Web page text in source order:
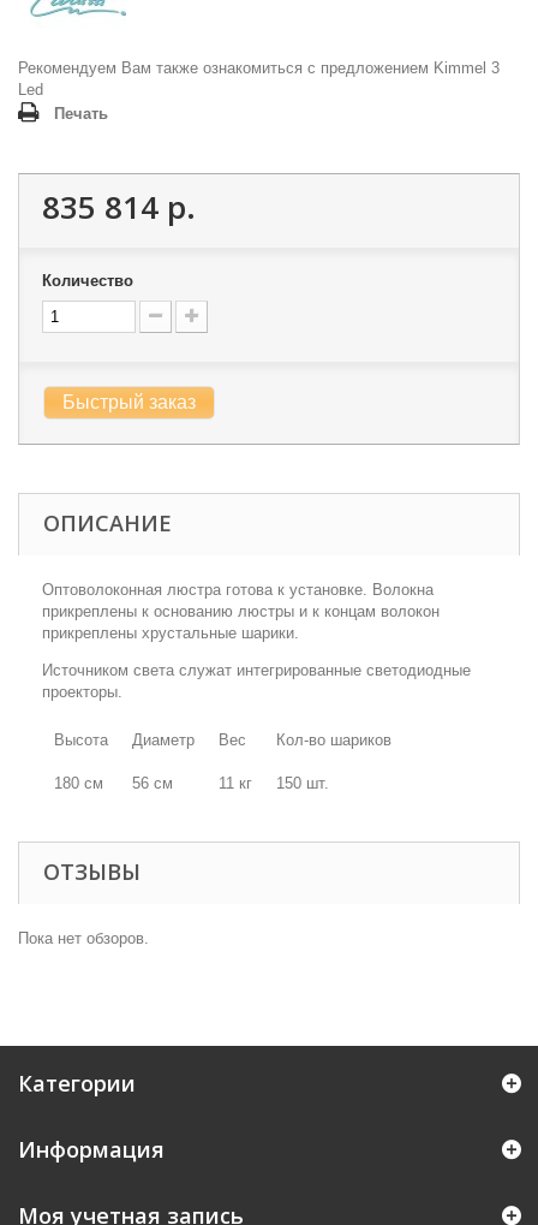
Рекомендуем Вам также ознакомиться с предложением Kimmel 3
Led
Печать
835 814 р.
Количество
Быстрый заказ
ОПИСАНИЕ
Оптоволоконная люстра готова к установке. Волокна
прикреплены к основанию люстры и к концам волокон
прикреплены хрустальные шарики.
Источником света служат интегрированные светодиодные
проекторы.
Высота Диаметр Вес Кол-во шариков
180 см 56 см 11 кг 150 шт.
ОТЗЫВЫ
Пока нет обзоров.
Категории
Информация
Моя учетная запись